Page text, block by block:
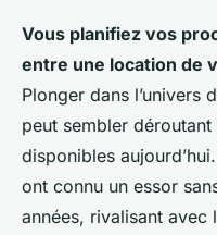
Vous planifiez vos
entre une location de
Plonger dans l’univers
peut sembler
disponibles
ont connu un essor
années, rivalisant avec